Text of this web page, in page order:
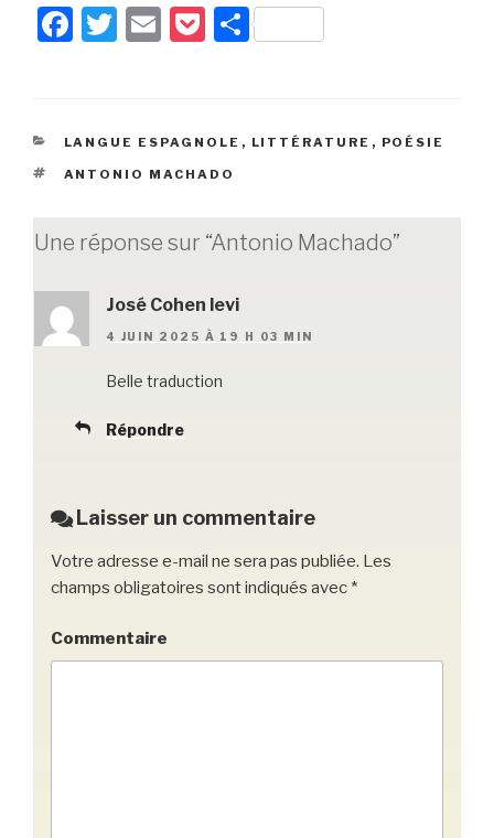
F
e
b
o
T
er
E
P
k
et
P
g
CATÉGORIES
LANGUE ESPAGNOLE , LITTÉRATURE , POÉSIE
ÉTIQUETTES
ANTONIO MACHADO
Une réponse sur “Antonio Machado”
José Cohen levi
4 JUIN 2025 À 19 H 03 MIN
Belle traduction
Répondre
Laisser un commentaire
Votre adresse e-mail ne sera pas publiée. Les
champs obligatoires sont indiqués avec *
Commentaire